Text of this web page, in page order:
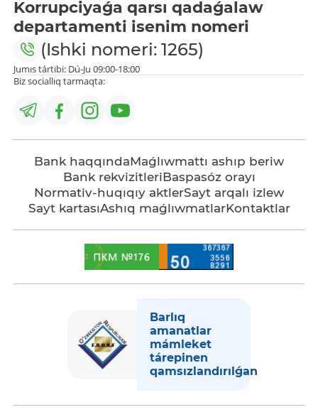
Korrupciyaǵa qarsı qadaǵalaw
departamenti isenim nomeri
(Ishki nomeri: 1265)
Jumıs tártibi: Dú-Ju 09:00-18:00
Biz sociallıq tarmaqta:
Bank haqqındaMaǵlıwmattı ashıp beriw
Bank rekvizitleriBaspasóz orayı
Normativ-huqıqıy aktlerSayt arqalı izlew
Sayt kartasıAshıq maǵlıwmatlarKontaktlar
Barlıq
amanatlar
mámleket
tárepinen
qamsızlandırılǵan